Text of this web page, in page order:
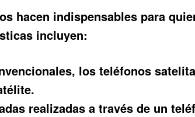
hacen indispensables para
incluyen:
los teléfonos
realizadas a través de un